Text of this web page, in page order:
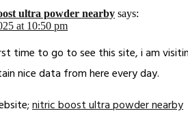
ultra powder nearby says:
at 10:50 pm
time to go to see this site, i am
nice data from here every day.
nitric boost ultra powder nearby